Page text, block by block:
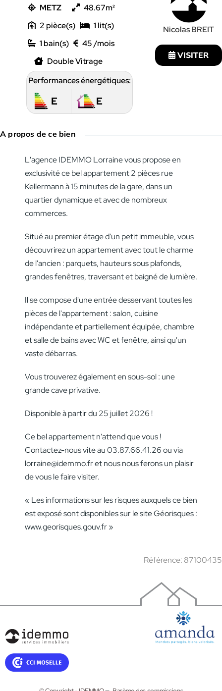
METZ
48.67
2
1
1
45
Double Vitrage
Performances énergétiques:
E E
Nicolas BREIT
VISITER
A propos de ce bien
L'agence IDEMMO Lorraine vous propose en
exclusivité ce bel appartement 2 pièces rue
Kellermann à 15 minutes de la gare, dans un
quartier dynamique et avec de nombreux
commerces.
Situé au premier étage d'un petit immeuble, vous
découvrirez un appartement avec tout le charme
de l'ancien : parquets, hauteurs sous plafonds,
grandes fenêtres, traversant et baigné de lumière.
Il se compose d'une entrée desservant toutes les
pièces de l'appartement : salon, cuisine
indépendante et partiellement équipée, chambre
et salle de bains avec WC et fenêtre, ainsi qu'un
vaste débarras.
Vous trouverez également en sous-sol : une
grande cave privative.
Disponible à partir du 25 juillet 2026 !
Ce bel appartement n'attend que vous !
Contactez-nous vite au 03.87.66.41.26 ou via
lorraine@idemmo.fr et nous nous ferons un plaisir
de vous le faire visiter.
« Les informations sur les risques auxquels ce bien
est exposé sont disponibles sur le site Géorisques :
www.georisques.gouv.fr »
Référence: 87100435